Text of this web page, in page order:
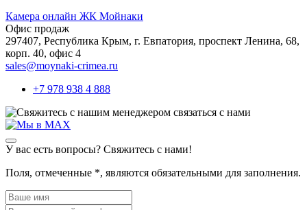
Камера онлайн ЖК Мойнаки
Офис продаж
297407, Республика Крым, г. Евпатория, проспект Ленина, 68,
корп. 40, офис 4
sales@moynaki-crimea.ru
+7 978 938 4 888
связаться с нами
У вас есть вопросы? Свяжитесь с нами!
Поля, отмеченные *, являются обязательными для заполнения.